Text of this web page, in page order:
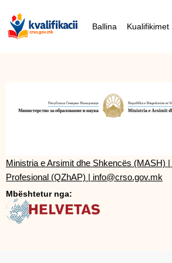
Ballina Kualifikimet
Ministria e Arsimit dhe Shkencës (MASH) |
Profesional (QZhAP) | info@crso.gov.mk
Mbështetur nga: